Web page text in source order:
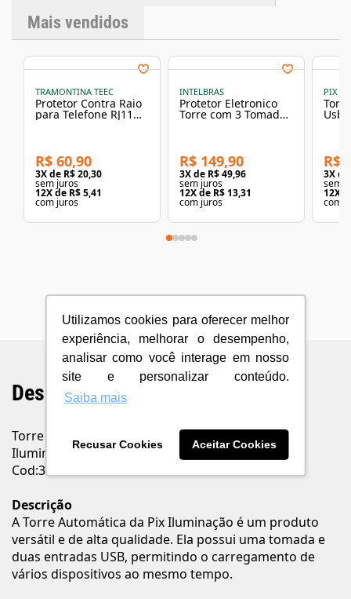
Utilizamos cookies para oferecer melhor
experiência, melhorar o desempenho,
analisar como você interage em nosso
site e personalizar conteúdo.
Saiba mais
Recusar Cookies Aceitar Cookies
Mais vendidos
TRAMONTINA TEEC
Protetor Contra Raio
para Telefone RJ11
Tramontina
R$ 60,90
3X de R$ 20,30
sem juros
12X de R$ 5,41
com juros
INTELBRAS
Protetor Eletronico
Torre com 3 Tomadas
R$ 149,90
3X de R$ 49,96
sem juros
12X de R$ 13,31
com juros
PIX
Usb
R$
3X de
sem
12X
com
Descrição do Produto
Torre automática 1 tomada e 2 USB Preto Pix
Iluminação
Cod:36506915
Descrição
A Torre Automática da Pix Iluminação é um produto
versátil e de alta qualidade. Ela possui uma tomada e
duas entradas USB, permitindo o carregamento de
vários dispositivos ao mesmo tempo.